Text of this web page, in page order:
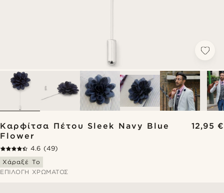
Καρφίτσα Πέτου Sleek Navy Blue
Flower
12,95 €
4.6 (49)
Χάραξέ Το
ΕΠΙΛΟΓΉ ΧΡΏΜΑΤΟΣ